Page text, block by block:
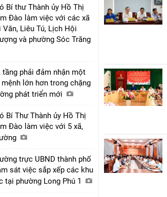
Bí thư Thành ủy Hồ Thị
Đào làm việc với các xã
Văn, Liêu Tú, Lịch Hội
và phường Sóc Trăng
tầng phải đảm nhận một
lớn hơn trong chặng
phát triển mới
Bí Thư Thành ủy Hồ Thị
Đào làm việc với 5 xã,
trực UBND thành phố
sát việc sắp xếp các khu
tại phường Long Phú 1